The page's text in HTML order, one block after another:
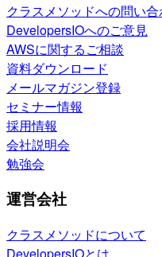
クラスメソッドへの問い
DevelopersIOへのご意見
AWSに関するご相談
資料ダウンロード
メールマガジン登録
セミナー情報
採用情報
会社説明会
勉強会
運営会社
クラスメソッドについて